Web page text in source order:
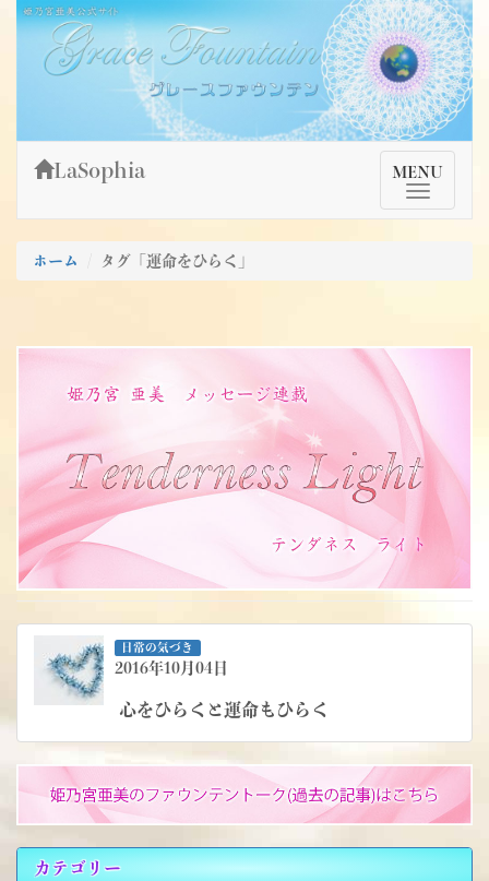
Skip
content
姫乃宮亜美公式サイト～Grace Fountain～
グレースファウンテン
TMenu
MENU
LaSophia
ホーム タグ「運命をひらく」
日常の気づき
2016年10月04日
心をひらくと運命もひらく
カテゴリー